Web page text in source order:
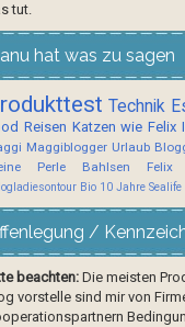
tut.
hat was zu sagen
Technik
Reisen Katzen wie Felix
Maggiblogger Urlaub
Perle
Bahlsen Felix
Bio 10 Jahre
/
beachten:Die meisten
vorstelle sind mir von